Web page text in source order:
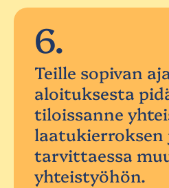
6.
Teille sopivan
aloituksesta
tiloissanne
laatukierroksen
tarvittaessa
yhteistyöhön.